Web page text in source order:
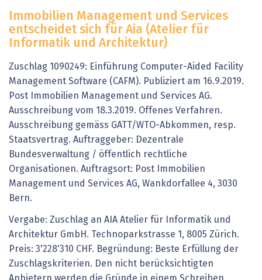
Immobilien Management und Services
entscheidet sich für Aia (Atelier für
Informatik und Architektur)
Zuschlag 1090249: Einführung Computer-Aided Facility
Management Software (CAFM). Publiziert am 16.9.2019.
Post Immobilien Management und Services AG.
Ausschreibung vom 18.3.2019. Offenes Verfahren.
Ausschreibung gemäss GATT/WTO-Abkommen, resp.
Staatsvertrag. Auftraggeber: Dezentrale
Bundesverwaltung / öffentlich rechtliche
Organisationen. Auftragsort: Post Immobilien
Management und Services AG, Wankdorfallee 4, 3030
Bern.
Vergabe: Zuschlag an AIA Atelier für Informatik und
Architektur GmbH. Technoparkstrasse 1, 8005 Zürich.
Preis: 3'228'310 CHF. Begründung: Beste Erfüllung der
Zuschlagskriterien. Den nicht berücksichtigten